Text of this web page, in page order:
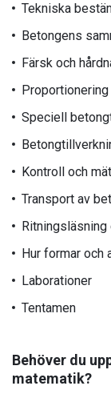
Tekniska
Betongens
Färsk och
Speciell
Kontroll och
Transport av
Hur formar och
Laborationer
Tentamen
Behöver du
matematik?